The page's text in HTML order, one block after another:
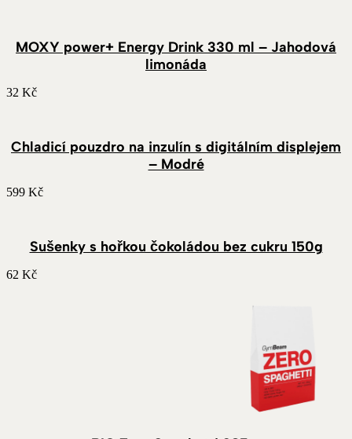
MOXY power+ Energy Drink 330 ml – Jahodová
limonáda
32 Kč
Chladicí pouzdro na inzulín s digitálním displejem
– Modré
599 Kč
Sušenky s hořkou čokoládou bez cukru 150g
62 Kč